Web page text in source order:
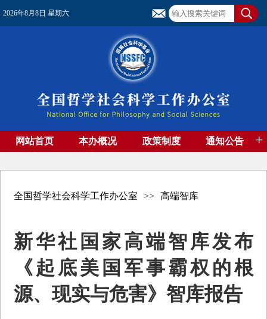
2026年8月8日 星期六
网站首页 本办概况 政策制度 通知公告 +
全国哲学社会科学工作办公室 >> 高端智库
新华社国家高端智库发布
《起底美国军事霸权的根
源、现实与危害》智库报告